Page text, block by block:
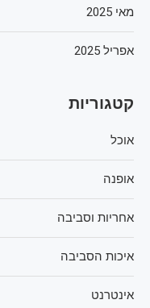
מאי 2025
אפריל 2025
קטגוריות
אוכל
אופנה
אחריות וסביבה
איכות הסביבה
אינטרנט